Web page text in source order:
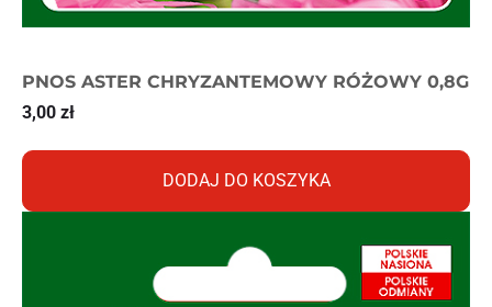
PNOS ASTER CHRYZANTEMOWY RÓŻOWY 0,8G
3,00 zł
DODAJ DO KOSZYKA